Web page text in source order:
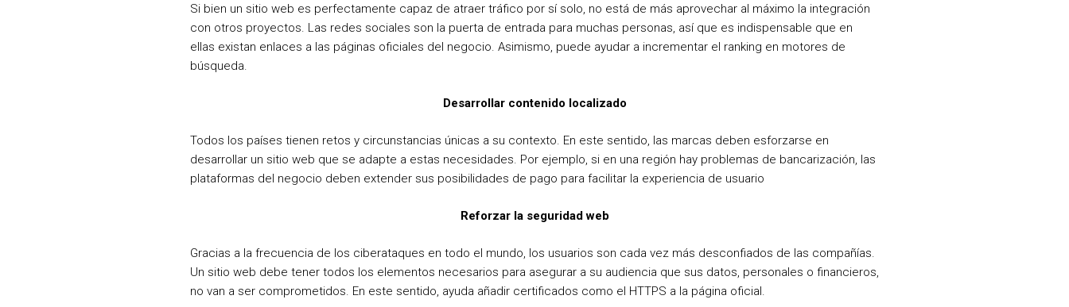
Si bien un sitio web es perfectamente capaz de atraer tráfico por sí solo, no está de más aprovechar al máximo la integración
con otros proyectos. Las redes sociales son la puerta de entrada para muchas personas, así que es indispensable que en
ellas existan enlaces a las páginas oficiales del negocio. Asimismo, puede ayudar a incrementar el ranking en motores de
búsqueda.
Desarrollar contenido localizado
Todos los países tienen retos y circunstancias únicas a su contexto. En este sentido, las marcas deben esforzarse en
desarrollar un sitio web que se adapte a estas necesidades. Por ejemplo, si en una región hay problemas de bancarización, las
plataformas del negocio deben extender sus posibilidades de pago para facilitar la experiencia de usuario
Reforzar la seguridad web
Gracias a la frecuencia de los ciberataques en todo el mundo, los usuarios son cada vez más desconfiados de las compañías.
Un sitio web debe tener todos los elementos necesarios para asegurar a su audiencia que sus datos, personales o financieros,
no van a ser comprometidos. En este sentido, ayuda añadir certificados como el HTTPS a la página oficial.